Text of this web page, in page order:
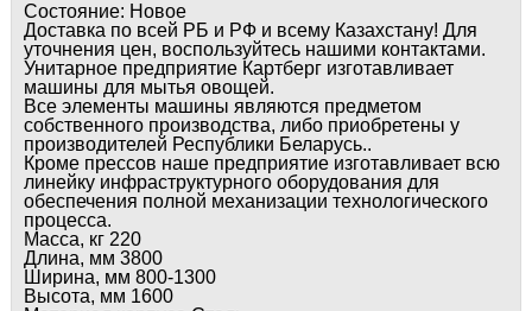
Состояние: Новое
Доставка по всей РБ и РФ и всему Казахстану! Для
уточнения цен, воспользуйтесь нашими контактами.
Унитарное предприятие Картберг изготавливает
машины для мытья овощей.
Все элементы машины являются предметом
собственного производства, либо приобретены у
производителей Республики Беларусь..
Кроме прессов наше предприятие изготавливает всю
линейку инфраструктурного оборудования для
обеспечения полной механизации технологического
процесса.
Масса, кг 220
Длина, мм 3800
Ширина, мм 800-1300
Высота, мм 1600